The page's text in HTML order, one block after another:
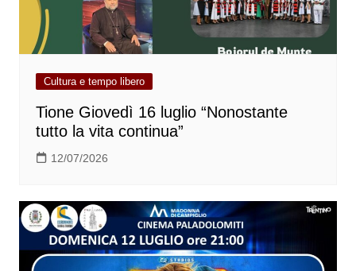
Cultura e tempo libero
Tione Giovedì 16 luglio “Nonostante
tutto la vita continua”
12/07/2026